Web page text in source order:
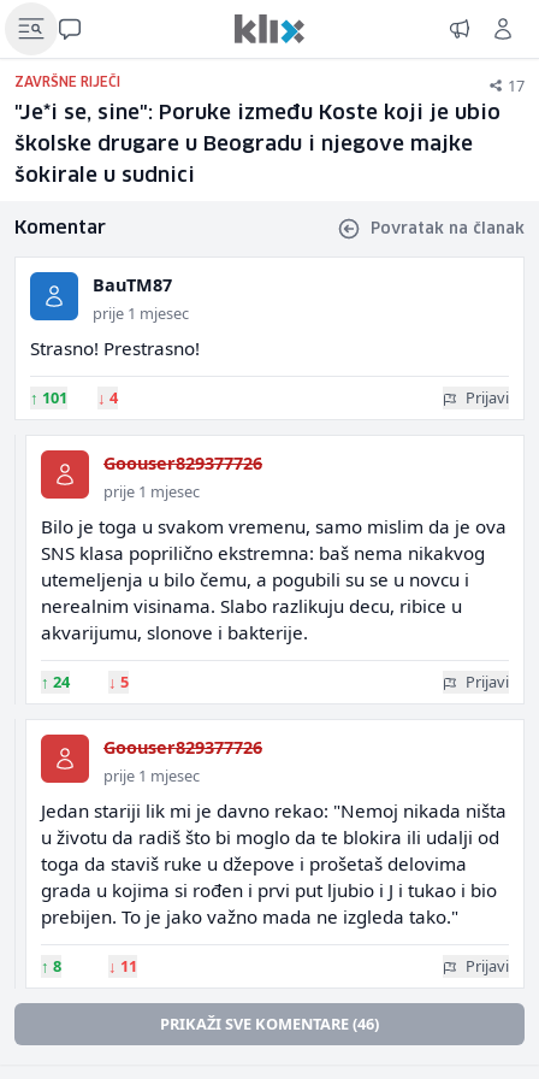
ZAVRŠNE RIJEČI 17
"Je*i se, sine": Poruke između Koste koji je ubio
školske drugare u Beogradu i njegove majke
šokirale u sudnici
Komentar Povratak na članak
BauTM87
prije 1 mjesec
Strasno! Prestrasno!
↑ 101 ↓ 4 Prijavi
Goouser829377726
prije 1 mjesec
Bilo je toga u svakom vremenu, samo mislim da je ova
SNS klasa poprilično ekstremna: baš nema nikakvog
utemeljenja u bilo čemu, a pogubili su se u novcu i
nerealnim visinama. Slabo razlikuju decu, ribice u
akvarijumu, slonove i bakterije.
↑ 24 ↓ 5 Prijavi
Goouser829377726
prije 1 mjesec
Jedan stariji lik mi je davno rekao: "Nemoj nikada ništa
u životu da radiš što bi moglo da te blokira ili udalji od
toga da staviš ruke u džepove i prošetaš delovima
grada u kojima si rođen i prvi put ljubio i J i tukao i bio
prebijen. To je jako važno mada ne izgleda tako."
↑ 8 ↓ 11 Prijavi
PRIKAŽI SVE KOMENTARE (46)